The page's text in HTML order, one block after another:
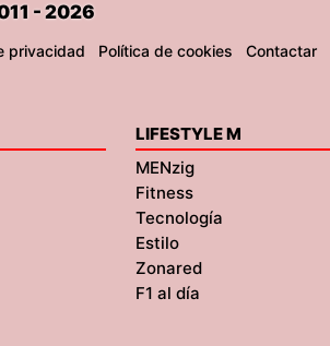
- 2026
privacidad Política de cookies Contactar
LIFESTYLE M
MENzig
Fitness
Tecnología
Estilo
Zonared
F1 al día